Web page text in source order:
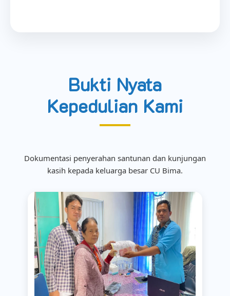
Bukti Nyata
Kepedulian Kami
Dokumentasi penyerahan santunan dan kunjungan
kasih kepada keluarga besar CU Bima.